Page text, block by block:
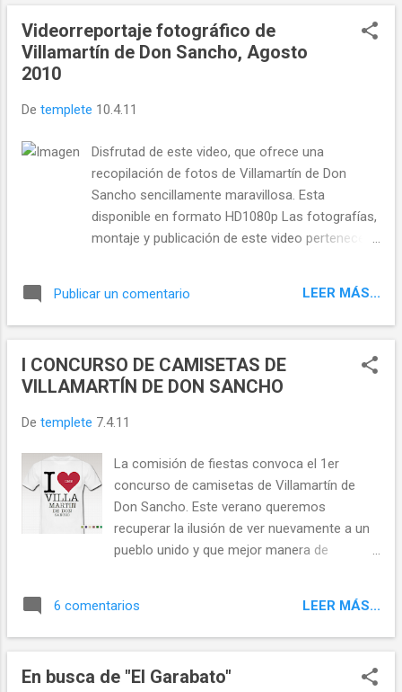
detallista sin límites, me transmitió muchos
valores, y en este caso, el cariño por la tierra
Videorreportaje fotográfico de
Villamartín de Don Sancho, Agosto
2010
De templete 10.4.11
Disfrutad de este video, que ofrece una
recopilación de fotos de Villamartín de Don
Sancho sencillamente maravillosa. Esta
disponible en formato HD1080p Las fotografías,
montaje y publicación de este video pertenecen
administra una página web dedicada a nuestro
pueblo. www.villamartindedonsancho.com
Publicar un comentario LEER MÁS...
I CONCURSO DE CAMISETAS DE
VILLAMARTÍN DE DON SANCHO
De templete 7.4.11
La comisión de fiestas convoca el 1er
concurso de camisetas de Villamartín de
Don Sancho. Este verano queremos
recuperar la ilusión de ver nuevamente a un
pueblo unido y que mejor manera de
camiseta. Os pedimos que nos envieis
vuestras ideas a través del formulario o la
eltemplete@gmail.com adjuntandonos un
6 comentarios LEER MÁS...
En busca de "El Garabato"